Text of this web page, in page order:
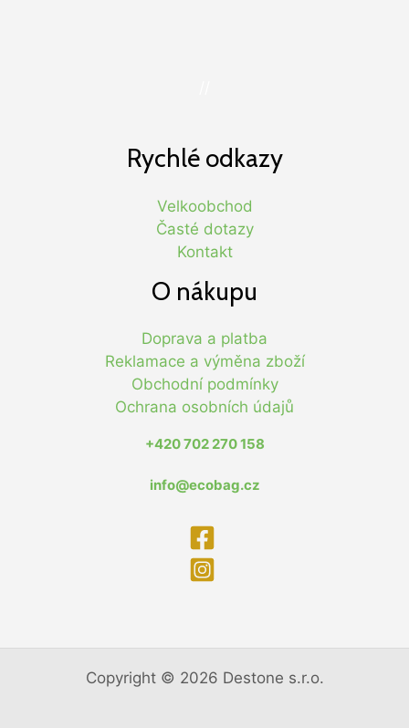
Rychlé odkazy
Velkoobchod
Časté dotazy
Kontakt
O nákupu
Doprava a platba
Reklamace a výměna zboží
Obchodní podmínky
Ochrana osobních údajů
+420 702 270 158
info@ecobag.cz
Copyright © 2026 Destone s.r.o.